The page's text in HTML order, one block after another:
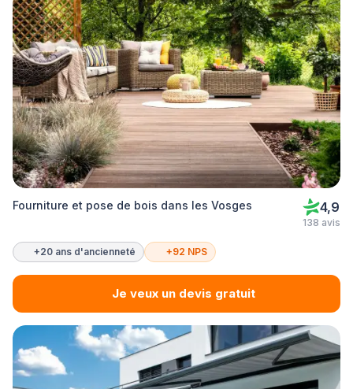
Fourniture et pose de bois dans les Vosges 4,9
138 avis
+20 ans d'ancienneté +92 NPS
Je veux un devis gratuit